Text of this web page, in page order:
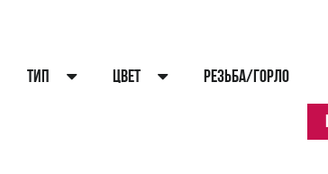
ТИП ЦВЕТ РЕЗЬБА/ГОРЛО